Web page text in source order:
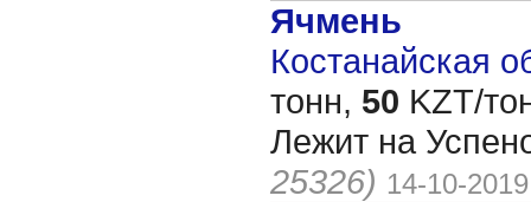
Ячмень
Костанайская
тонн, 50 KZT/
Лежит на
25326) 14-10-2019